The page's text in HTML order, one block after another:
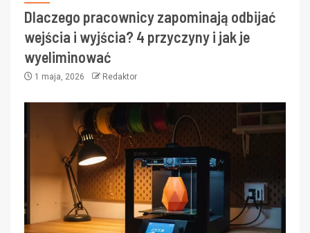
Dlaczego pracownicy zapominają odbijać
wejścia i wyjścia? 4 przyczyny i jak je
wyeliminować
1 maja, 2026 Redaktor